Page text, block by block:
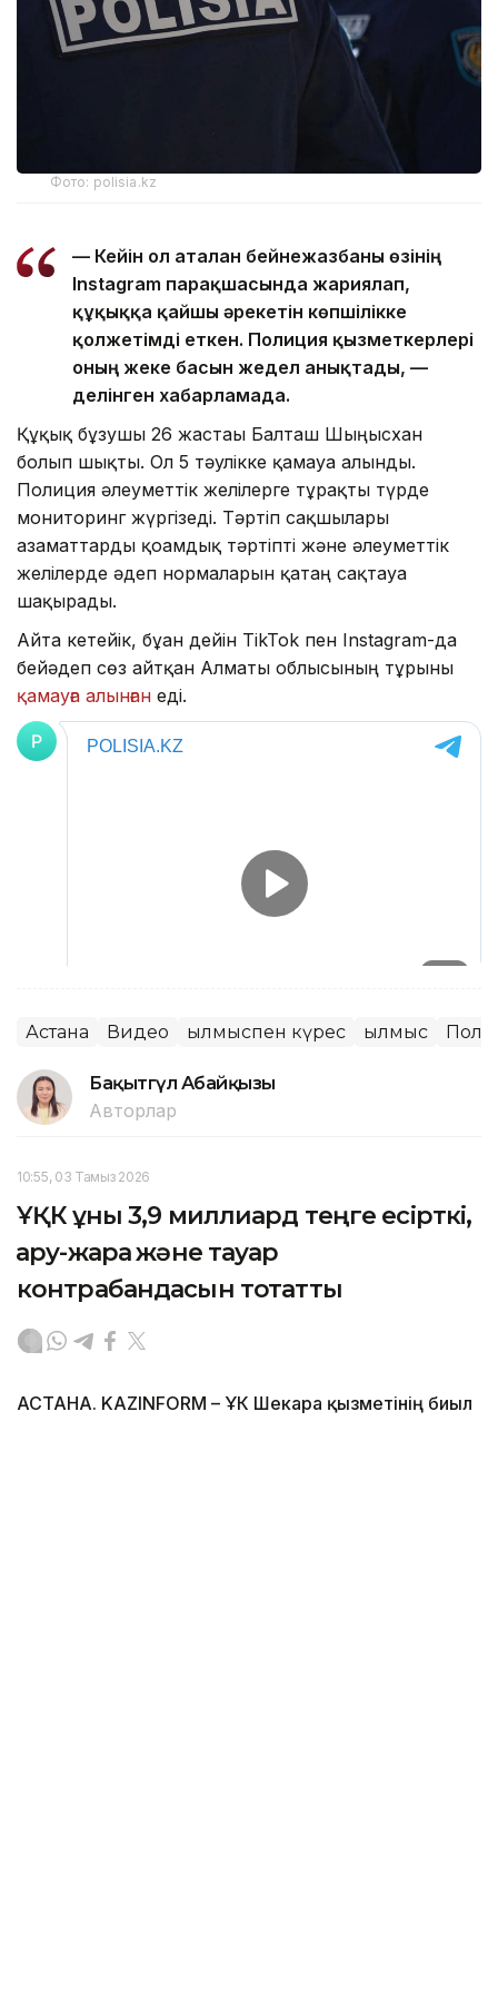
Фото: polisia.kz
— Кейін ол аталған бейнежазбаны өзінің
Instagram парақшасында жариялап,
құқыққа қайшы әрекетін көпшілікке
қолжетімді еткен. Полиция қызметкерлері
оның жеке басын жедел анықтады, —
делінген хабарламада.
Құқық бұзушы 26 жастағы Балташ Шыңғысхан
болып шықты. Ол 5 тәулікке қамауға алынды.
Полиция әлеуметтік желілерге тұрақты түрде
мониторинг жүргізеді. Тәртіп сақшылары
азаматтарды қоғамдық тәртіпті және әлеуметтік
желілерде әдеп нормаларын қатаң сақтауға
шақырады.
Айта кетейік, бұған дейін TikTok пен Instagram-да
бейәдеп сөз айтқан Алматы облысының тұрғыны
қамауға алынған еді.
Астана Видео Қылмыспен күрес Қылмыс
Бақытгүл Абайқызы
Авторлар
10:55, 03 Тамыз 2026
ҰҚК құны 3,9 миллиард теңге есірткі,
қару-жарақ және тауар
контрабандасын тоқтатты
АСТАНА. KAZINFORM – ҰҚК Шекара қызметінің биыл